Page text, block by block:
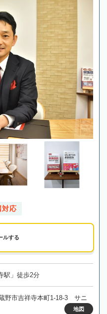
対応
ルする
駅」徒歩2分
野市吉祥寺本町1-18-3 サニ
地図